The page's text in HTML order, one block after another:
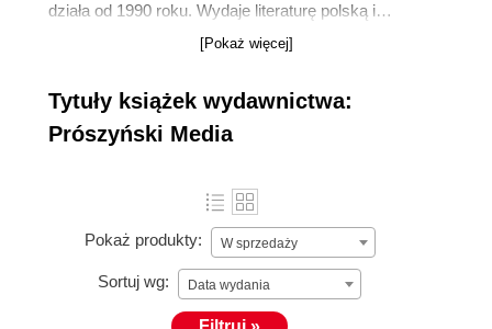
działa od 1990 roku. Wydaje literaturę polską i
światową, zarówno klasykę, jak i prozę współczesną,
popularnonaukowe oraz dla dzieci i młodzieży.
[Pokaż więcej]
Tytuły książek wydawnictwa:
Prószyński Media
Pokaż produkty: W sprzedaży
Sortuj wg: Data wydania